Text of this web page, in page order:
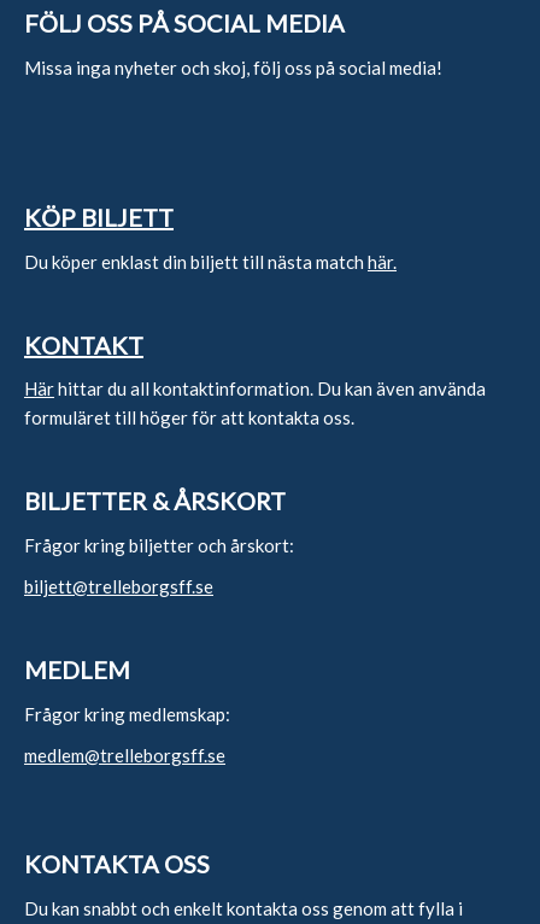
FÖLJ OSS PÅ SOCIAL MEDIA
Missa inga nyheter och skoj, följ oss på social media!
KÖP BILJETT
Du köper enklast din biljett till nästa match här.
KONTAKT
Härhittar du all kontaktinformation. Du kan även använda
formuläret till höger för att kontakta oss.
BILJETTER & ÅRSKORT
Frågor kring biljetter och årskort:
biljett@trelleborgsff.se
MEDLEM
Frågor kring medlemskap:
medlem@trelleborgsff.se
KONTAKTA OSS
Du kan snabbt och enkelt kontakta oss genom att fylla i